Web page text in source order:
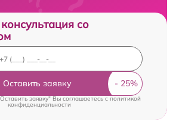
со
Оставить заявку
заявку" Вы соглашаетесь cполитикой
конфиденциальности